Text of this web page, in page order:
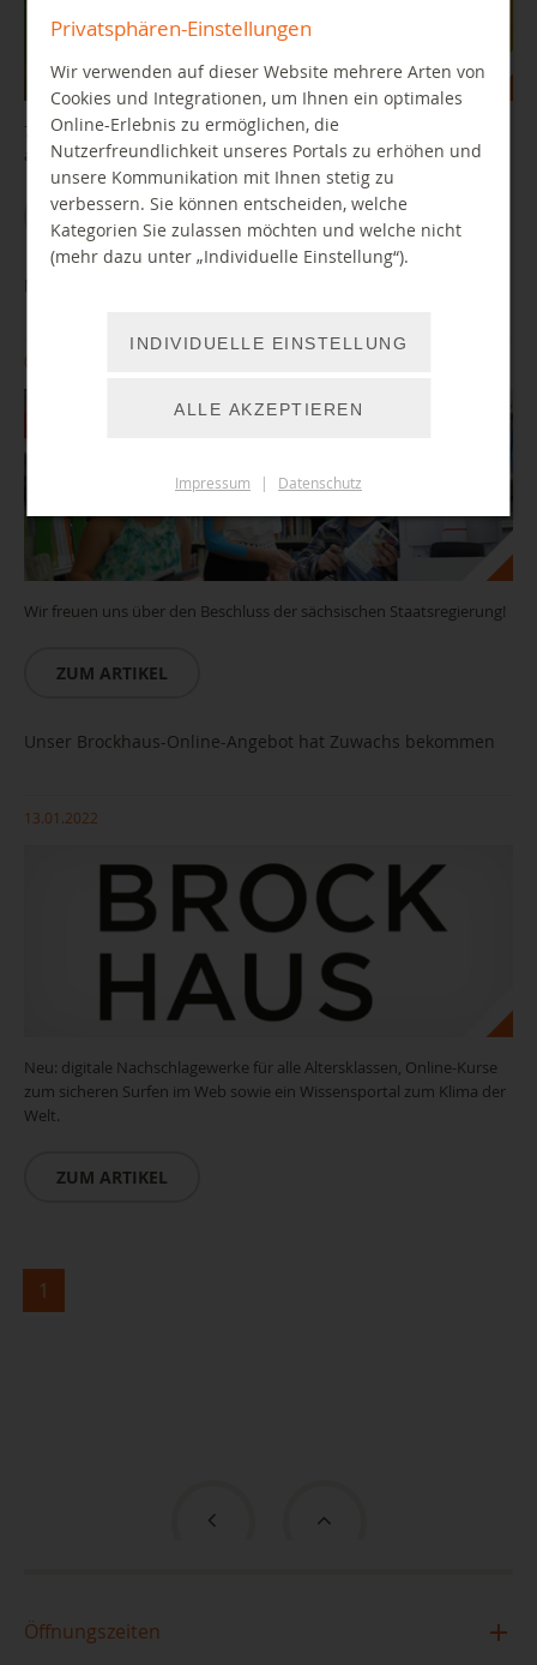
7. Folge unserer Podcast-Reihe zur Zukunft öffentlicher Bibliotheken
aus dem Bibliothekslabor Chemnitz
ZUM ARTIKEL
04.02.2022
Wir freuen uns über den Beschluss der sächsischen Staatsregierung!
ZUM ARTIKEL
Unser Brockhaus-Online-Angebot hat Zuwachs bekommen
13.01.2022
Neu: digitale Nachschlagewerke für alle Altersklassen, Online-Kurse
zum sicheren Surfen im Web sowie ein Wissensportal zum Klima der
Welt.
ZUM ARTIKEL
1
Öffnungszeiten
Privatsphären-Einstellungen
Wir verwenden auf dieser Website mehrere Arten von
Cookies und Integrationen, um Ihnen ein optimales
Online-Erlebnis zu ermöglichen, die
Nutzerfreundlichkeit unseres Portals zu erhöhen und
unsere Kommunikation mit Ihnen stetig zu
verbessern. Sie können entscheiden, welche
Kategorien Sie zulassen möchten und welche nicht
(mehr dazu unter „Individuelle Einstellung“).
INDIVIDUELLE EINSTELLUNG
ALLE AKZEPTIEREN
Impressum Datenschutz